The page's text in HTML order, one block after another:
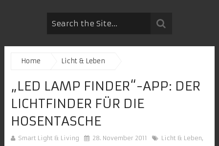
Home Licht & Leben
„LED LAMP FINDER“-APP: DER
LICHTFINDER FÜR DIE
HOSENTASCHE
Smart Light & Living 28. November 2011 Licht & Leben,